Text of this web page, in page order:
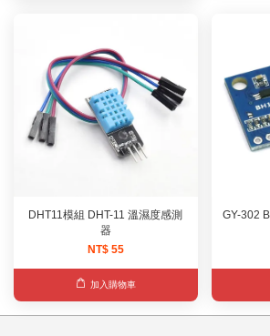
DHT11模組 DHT-11 溫濕度感測
器
NT$ 55
加入購物車
GY-302